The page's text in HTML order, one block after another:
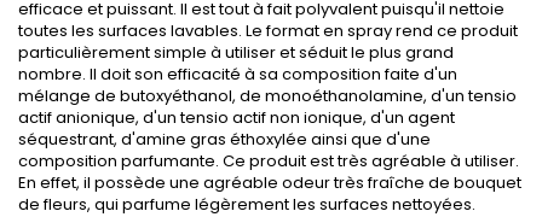
efficace et puissant. Il est tout à fait polyvalent puisqu'il nettoie
toutes les surfaces lavables. Le format en spray rend ce produit
particulièrement simple à utiliser et séduit le plus grand
nombre. Il doit son efficacité à sa composition faite d'un
mélange de butoxyéthanol, de monoéthanolamine, d'un tensio
actif anionique, d'un tensio actif non ionique, d'un agent
séquestrant, d'amine gras éthoxylée ainsi que d'une
composition parfumante. Ce produit est très agréable à utiliser.
En effet, il possède une agréable odeur très fraîche de bouquet
de fleurs, qui parfume légèrement les surfaces nettoyées.